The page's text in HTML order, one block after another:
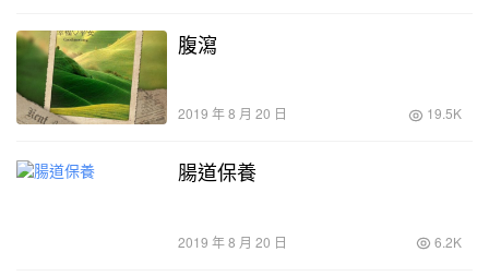
腹瀉
2019 年 8 月 20 日 19.5K
腸道保養
2019 年 8 月 20 日 6.2K